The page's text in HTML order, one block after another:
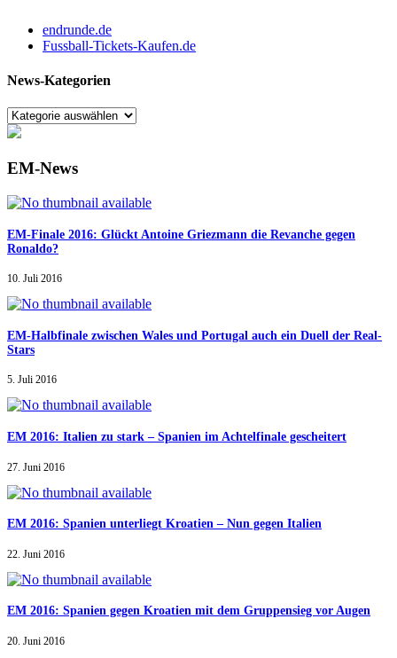
endrunde.de
Fussball-Tickets-Kaufen.de
News-Kategorien
EM-News
EM-Finale 2016: Glückt Antoine Griezmann die Revanche gegen
Ronaldo?
10. Juli 2016
EM-Halbfinale zwischen Wales und Portugal auch ein Duell der Real-
Stars
5. Juli 2016
EM 2016: Italien zu stark – Spanien im Achtelfinale gescheitert
27. Juni 2016
EM 2016: Spanien unterliegt Kroatien – Nun gegen Italien
22. Juni 2016
EM 2016: Spanien gegen Kroatien mit dem Gruppensieg vor Augen
20. Juni 2016